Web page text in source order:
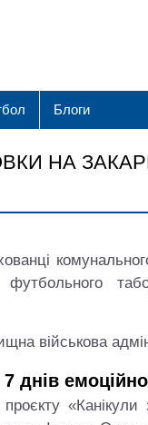
Блоги
НА
футбольного
військова
днів
проєкту